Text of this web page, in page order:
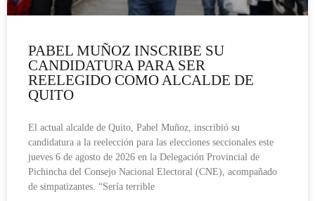
PABEL MUÑOZ INSCRIBE SU
CANDIDATURA PARA SER
REELEGIDO COMO ALCALDE DE
QUITO
El actual alcalde de Quito, Pabel Muñoz, inscribió su
candidatura a la reelección para las elecciones seccionales este
jueves 6 de agosto de 2026 en la Delegación Provincial de
Pichincha del Consejo Nacional Electoral (CNE), acompañado
de simpatizantes. “Sería terrible